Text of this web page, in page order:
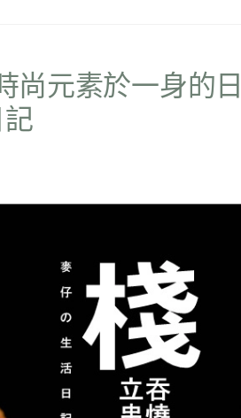
尚元素於一身的